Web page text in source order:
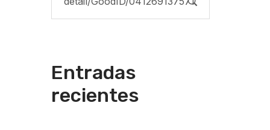
Entradas
recientes